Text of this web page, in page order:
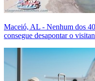
Maceió, AL - Nenhum dos
consegue desapontar o